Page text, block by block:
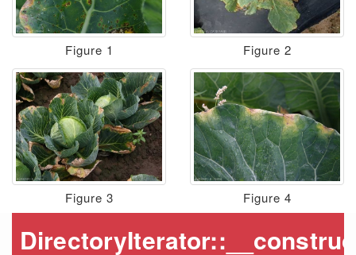
Figure 1 Figure 2
Figure 3 Figure 4